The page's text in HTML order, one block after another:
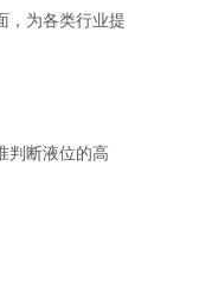
，为各类行业提
判断液位的高